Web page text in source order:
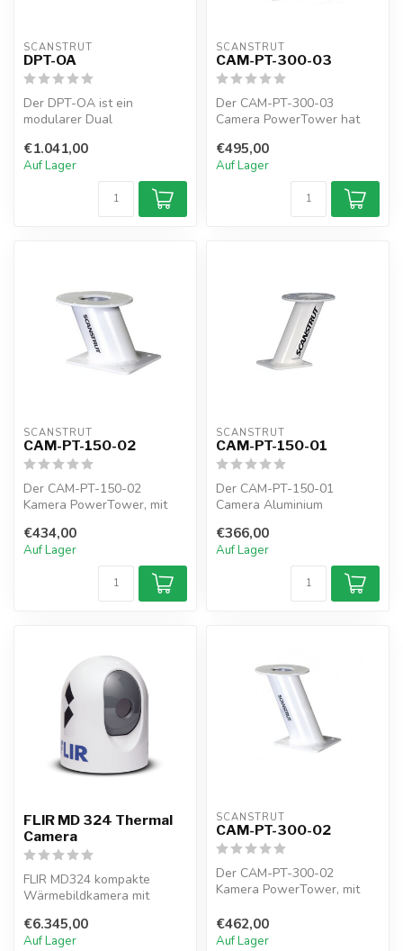
SCANSTRUT
DPT-OA
Der DPT-OA ist ein
modularer Dual
Open-Array-Radar mit S...
€1.041,00
Auf Lager
SCANSTRUT
CAM-PT-300-03
Der CAM-PT-300-03
Camera PowerTower hat
wurde für die FL...
€495,00
Auf Lager
SCANSTRUT
CAM-PT-150-02
Der CAM-PT-150-02
Kamera PowerTower, mit
wurde zusammen mi...
€434,00
Auf Lager
SCANSTRUT
CAM-PT-150-01
Der CAM-PT-150-01
Camera Aluminium
von 150 mm (6") ist...
€366,00
Auf Lager
FLIR MD 324 Thermal
Camera
FLIR MD324 kompakte
Wärmebildkamera mit
Wärmesignature...
€6.345,00
Auf Lager
SCANSTRUT
CAM-PT-300-02
Der CAM-PT-300-02
Kamera PowerTower, mit
wurde zusammen mi...
€462,00
Auf Lager